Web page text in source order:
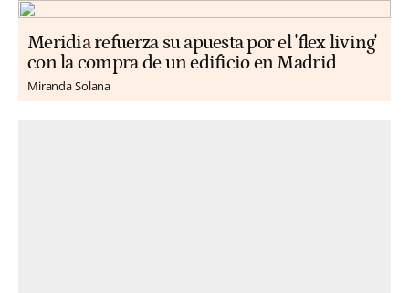
Meridia refuerza su apuesta por el 'flex living'
con la compra de un edificio en Madrid
Miranda Solana